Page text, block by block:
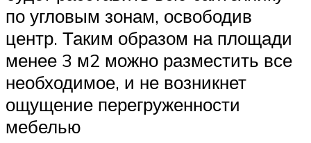
по угловым зонам, освободив
центр. Таким образом на площади
менее 3 м2 можно разместить все
необходимое, и не возникнет
ощущение перегруженности
мебелью